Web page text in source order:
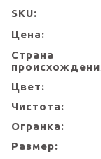
SKU:
Цена:
Страна
Цвет:
Чистота:
Огранка:
Размер: